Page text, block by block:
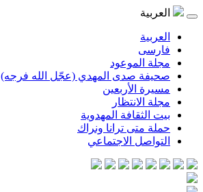
العربية
العربية
فارسی
مجلة الموعود
صحيفة صدى المهدي (عجّل الله فرجه)
مسيرة الأربعين
مجلة الانتظار
بيت الثقافة المهدوية
حملة متى ترانا ونراك
التواصل الاجتماعي